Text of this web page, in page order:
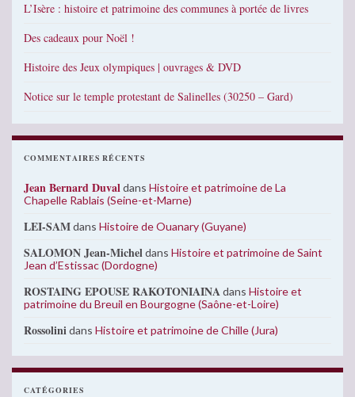
L’Isère : histoire et patrimoine des communes à portée de livres
Des cadeaux pour Noël !
Histoire des Jeux olympiques | ouvrages & DVD
Notice sur le temple protestant de Salinelles (30250 – Gard)
COMMENTAIRES RÉCENTS
Jean Bernard Duvaldans Histoire et patrimoine de La
Chapelle Rablais (Seine-et-Marne)
LEI-SAMdans Histoire de Ouanary (Guyane)
SALOMON Jean-Micheldans Histoire et patrimoine de Saint
Jean d’Estissac (Dordogne)
ROSTAING EPOUSE RAKOTONIAINAdans Histoire et
patrimoine du Breuil en Bourgogne (Saône-et-Loire)
Rossolinidans Histoire et patrimoine de Chille (Jura)
CATÉGORIES